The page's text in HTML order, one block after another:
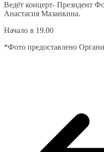
Ведёт концерт- Президент
Анастасия Мазанкина.
Начало в 19.00
*Фото предоставлено